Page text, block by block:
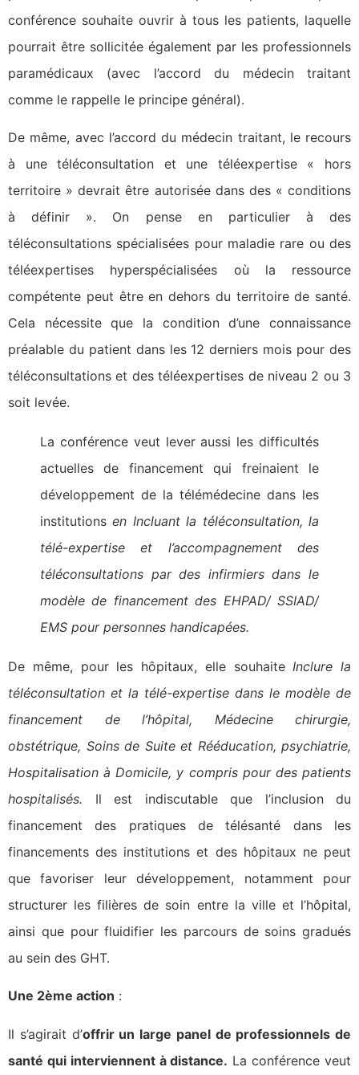
conférence souhaite ouvrir à tous les patients, laquelle
pourrait être sollicitée également par les professionnels
paramédicaux (avec l’accord du médecin traitant
comme le rappelle le principe général).
De même, avec l’accord du médecin traitant, le recours
à une téléconsultation et une téléexpertise « hors
territoire » devrait être autorisée dans des « conditions
à définir ». On pense en particulier à des
téléconsultations spécialisées pour maladie rare ou des
téléexpertises hyperspécialisées où la ressource
compétente peut être en dehors du territoire de santé.
Cela nécessite que la condition d’une connaissance
préalable du patient dans les 12 derniers mois pour des
téléconsultations et des téléexpertises de niveau 2 ou 3
soit levée.
La conférence veut lever aussi les difficultés
actuelles de financement qui freinaient le
développement de la télémédecine dans les
institutionsen Incluant la téléconsultation, la
télé-expertise et l’accompagnement des
téléconsultations par des infirmiers dans le
modèle de financement des EHPAD/ SSIAD/
EMS pour personnes handicapées.
De même, pour les hôpitaux, elle souhaiteInclure la
téléconsultation et la télé-expertise dans le modèle de
financement de l’hôpital, Médecine chirurgie,
obstétrique, Soins de Suite et Rééducation, psychiatrie,
Hospitalisation à Domicile, y compris pour des patients
hospitalisés. Il est indiscutable que l’inclusion du
financement des pratiques de télésanté dans les
financements des institutions et des hôpitaux ne peut
que favoriser leur développement, notamment pour
structurer les filières de soin entre la ville et l’hôpital,
ainsi que pour fluidifier les parcours de soins gradués
au sein des GHT.
Une 2ème action :
Il s’agirait d’offrir un large panel de professionnels de
santé qui interviennent à distance. La conférence veut